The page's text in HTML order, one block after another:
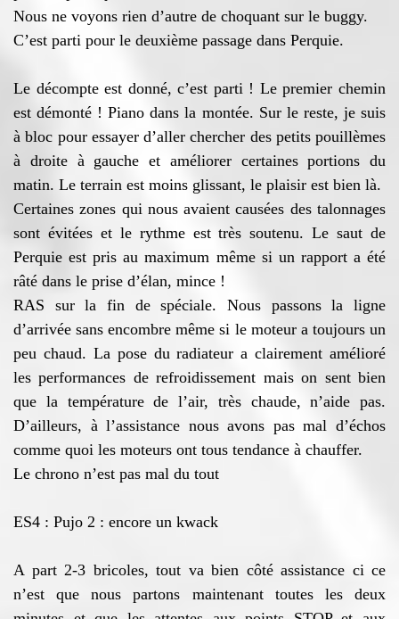
Nous ne voyons rien d’autre de choquant sur le buggy.
C’est parti pour le deuxième passage dans Perquie.
Le décompte est donné, c’est parti ! Le premier chemin
est démonté ! Piano dans la montée. Sur le reste, je suis
à bloc pour essayer d’aller chercher des petits pouillèmes
à droite à gauche et améliorer certaines portions du
matin. Le terrain est moins glissant, le plaisir est bien là.
Certaines zones qui nous avaient causées des talonnages
sont évitées et le rythme est très soutenu. Le saut de
Perquie est pris au maximum même si un rapport a été
râté dans le prise d’élan, mince !
RAS sur la fin de spéciale. Nous passons la ligne
d’arrivée sans encombre même si le moteur a toujours un
peu chaud. La pose du radiateur a clairement amélioré
les performances de refroidissement mais on sent bien
que la température de l’air, très chaude, n’aide pas.
D’ailleurs, à l’assistance nous avons pas mal d’échos
comme quoi les moteurs ont tous tendance à chauffer.
Le chrono n’est pas mal du tout
ES4 : Pujo 2 : encore un kwack
A part 2-3 bricoles, tout va bien côté assistance ci ce
n’est que nous partons maintenant toutes les deux